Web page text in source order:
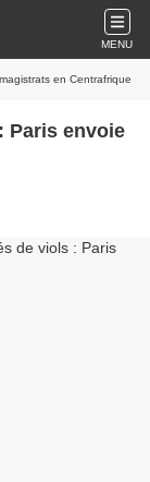
MENU
en Centrafrique
Paris envoie